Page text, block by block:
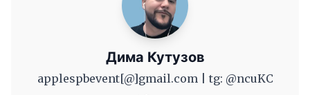
Дима Кутузов
applespbevent[@]gmail.com | tg: @ncuKC